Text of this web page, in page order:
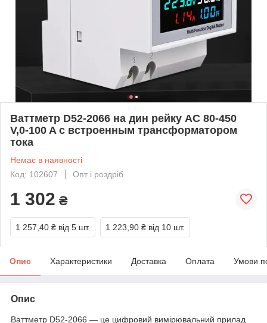
Ваттметр D52-2066 на дин рейку AC 80-450
V,0-100 A с встроенным трансформатором
тока
Немає в наявності
Код: 102607
Опт і роздріб
1 302 ₴
1 257,40 ₴ від 5 шт. 1 223,90 ₴ від 10 шт.
Опис Характеристики Доставка Оплата Умови
Опис
Ваттметр D52-2066 — це цифровий вимірювальний прилад